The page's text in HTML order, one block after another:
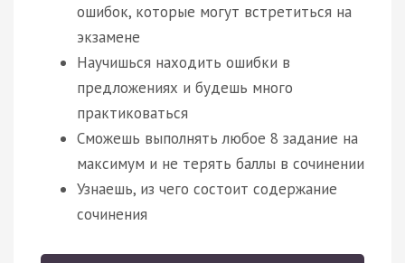
ошибок, которые могут встретиться на
экзамене
Научишься находить ошибки в
предложениях и будешь много
практиковаться
Сможешь выполнять любое 8 задание на
максимум и не терять баллы в сочинении
Узнаешь, из чего состоит содержание
сочинения